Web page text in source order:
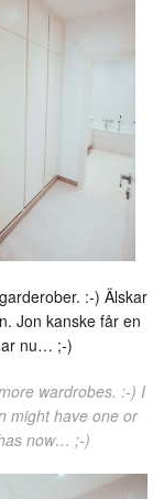
:-) Älskar
Jon kanske får en
nu… ;-)
wardrobes. :-) I
might have one or
now… ;-)